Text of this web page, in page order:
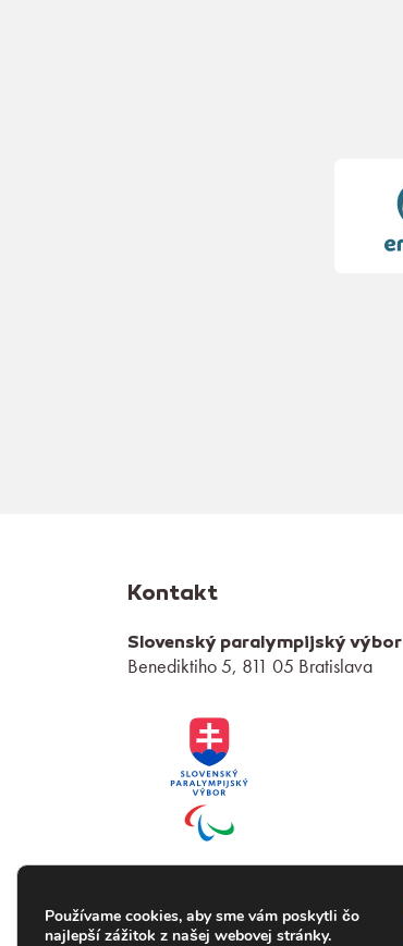
Kontakt
Slovenský paralympijský výbor
Benediktiho 5, 811 05 Bratislava
Používame cookies, aby sme vám poskytli čo
najlepší zážitok z našej webovej stránky.